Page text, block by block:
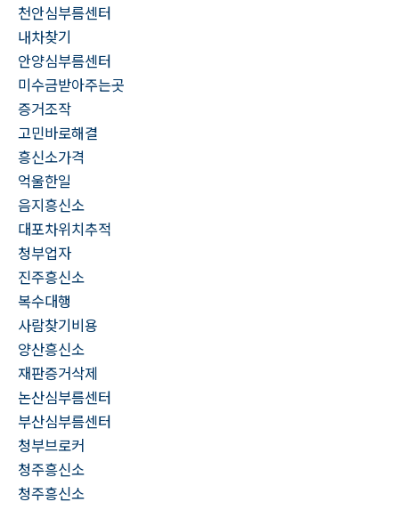
천안심부름센터
내차찾기
안양심부름센터
미수금받아주는곳
증거조작
고민바로해결
흥신소가격
억울한일
음지흥신소
대포차위치추적
청부업자
진주흥신소
복수대행
사람찾기비용
양산흥신소
재판증거삭제
논산심부름센터
부산심부름센터
청부브로커
청주흥신소
청주흥신소